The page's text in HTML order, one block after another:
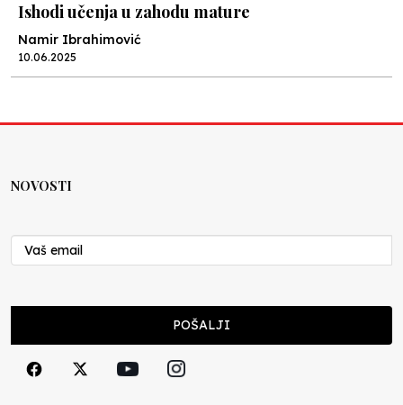
Ishodi učenja u zahodu mature
Namir Ibrahimović
10.06.2025
Nenad Veličković
29.10.2024
Cuke i djeca
NOVOSTI
POŠALJI